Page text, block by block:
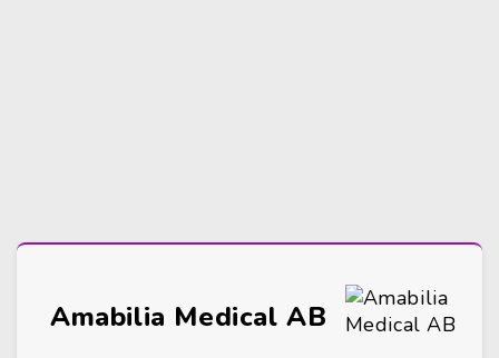
Amabilia Medical AB